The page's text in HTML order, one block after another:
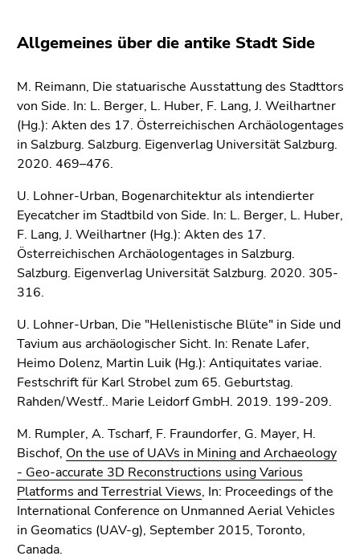
Allgemeines über die antike Stadt Side
M. Reimann, Die statuarische Ausstattung des Stadttors
von Side. In: L. Berger, L. Huber, F. Lang, J. Weilhartner
(Hg.): Akten des 17. Österreichischen Archäologentages
in Salzburg. Salzburg. Eigenverlag Universität Salzburg.
2020. 469–476.
U. Lohner-Urban, Bogenarchitektur als intendierter
Eyecatcher im Stadtbild von Side. In: L. Berger, L. Huber,
F. Lang, J. Weilhartner (Hg.): Akten des 17.
Österreichischen Archäologentages in Salzburg.
Salzburg. Eigenverlag Universität Salzburg. 2020. 305-
316.
U. Lohner-Urban, Die "Hellenistische Blüte" in Side und
Tavium aus archäologischer Sicht. In: Renate Lafer,
Heimo Dolenz, Martin Luik (Hg.): Antiquitates variae.
Festschrift für Karl Strobel zum 65. Geburtstag.
Rahden/Westf.. Marie Leidorf GmbH. 2019. 199-209.
M. Rumpler, A. Tscharf, F. Fraundorfer, G. Mayer, H.
Bischof, On the use of UAVs in Mining and Archaeology
- Geo-accurate 3D Reconstructions using Various
Platforms and Terrestrial Views, In: Proceedings of the
International Conference on Unmanned Aerial Vehicles
in Geomatics (UAV-g), September 2015, Toronto,
Canada.